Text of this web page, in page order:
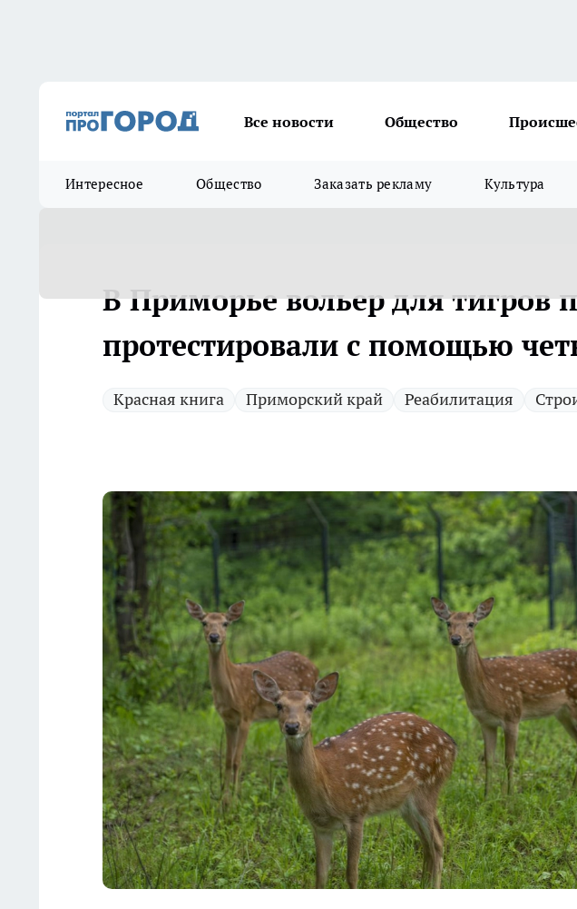
Все новости Общество
Интересное Общество Заказать рекламу Культура
В Приморье вольер для тигров
протестировали с помощью
Красная книга Приморский край Реабилитация